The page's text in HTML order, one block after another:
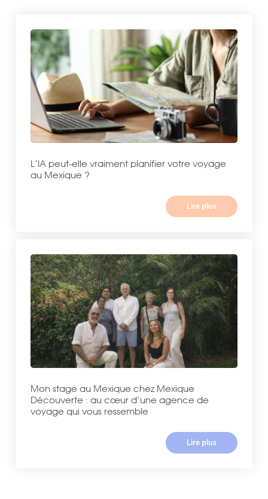
L’IA peut-elle vraiment planifier votre voyage
au Mexique ?
Lire plus
Mon stage au Mexique chez Mexique
Découverte : au cœur d’une agence de
voyage qui vous ressemble
Lire plus